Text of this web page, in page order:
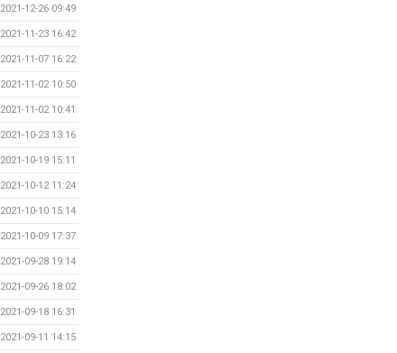
2021-12-26 09:49
2021-11-23 16:42
2021-11-07 16:22
2021-11-02 10:50
2021-11-02 10:41
2021-10-23 13:16
2021-10-19 15:11
2021-10-12 11:24
2021-10-10 15:14
2021-10-09 17:37
2021-09-28 19:14
2021-09-26 18:02
2021-09-18 16:31
2021-09-11 14:15